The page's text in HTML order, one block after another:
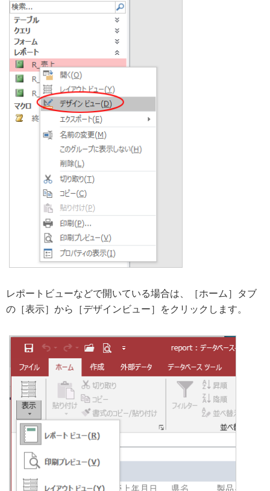
レポートビューなどで開いている場合は、［ホーム］タブ
の［表示］から［デザインビュー］をクリックします。